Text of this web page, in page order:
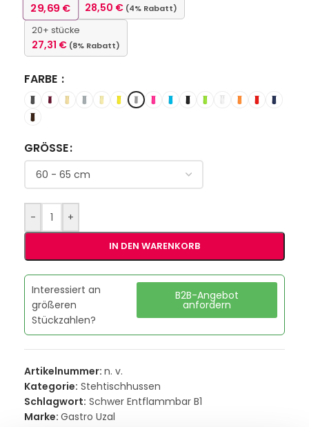
29,69€ 28,50 € (4% Rabatt)
20+ stücke
27,31 € (8% Rabatt)
FARBE
GRÖSSE
- +
IN DEN WARENKORB
Interessiert an
größeren
Stückzahlen?
B2B-Angebot
anfordern
Artikelnummer: n. v.
Kategorie: Stehtischhussen
Schlagwort: Schwer Entflammbar B1
Marke: Gastro Uzal